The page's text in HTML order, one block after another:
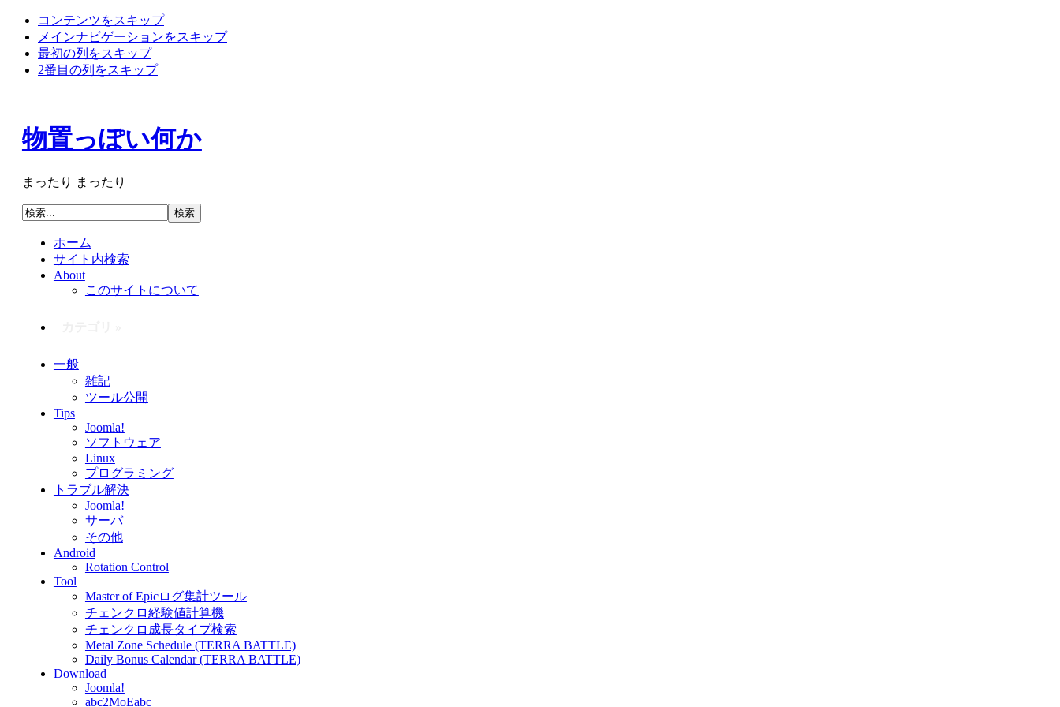
コンテンツをスキップ
メインナビゲーションをスキップ
最初の列をスキップ
2番目の列をスキップ
物置っぽい何か
まったり まったり
ホーム
サイト内検索
About
このサイトについて
一般
雑記
ツール公開
Tips
Joomla!
ソフトウェア
Linux
プログラミング
トラブル解決
Joomla!
サーバ
その他
Android
Rotation Control
Tool
Master of Epicログ集計ツール
チェンクロ経験値計算機
チェンクロ成長タイプ検索
Metal Zone Schedule (TERRA BATTLE)
Daily Bonus Calendar (TERRA BATTLE)
Download
Joomla!
abc2MoEabc